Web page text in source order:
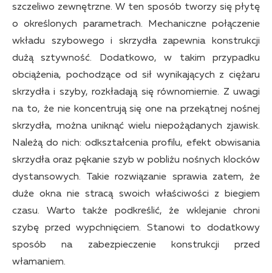
szczeliwo zewnętrzne. W ten sposób tworzy się płytę
o określonych parametrach. Mechaniczne połączenie
wkładu szybowego i skrzydła zapewnia konstrukcji
dużą sztywność. Dodatkowo, w takim przypadku
obciążenia, pochodzące od sił wynikających z ciężaru
skrzydła i szyby, rozkładają się równomiernie. Z uwagi
na to, że nie koncentrują się one na przekątnej nośnej
skrzydła, można uniknąć wielu niepożądanych zjawisk.
Należą do nich: odkształcenia profilu, efekt obwisania
skrzydła oraz pękanie szyb w pobliżu nośnych klocków
dystansowych. Takie rozwiązanie sprawia zatem, że
duże okna nie stracą swoich właściwości z biegiem
czasu. Warto także podkreślić, że wklejanie chroni
szybę przed wypchnięciem. Stanowi to dodatkowy
sposób na zabezpieczenie konstrukcji przed
włamaniem.